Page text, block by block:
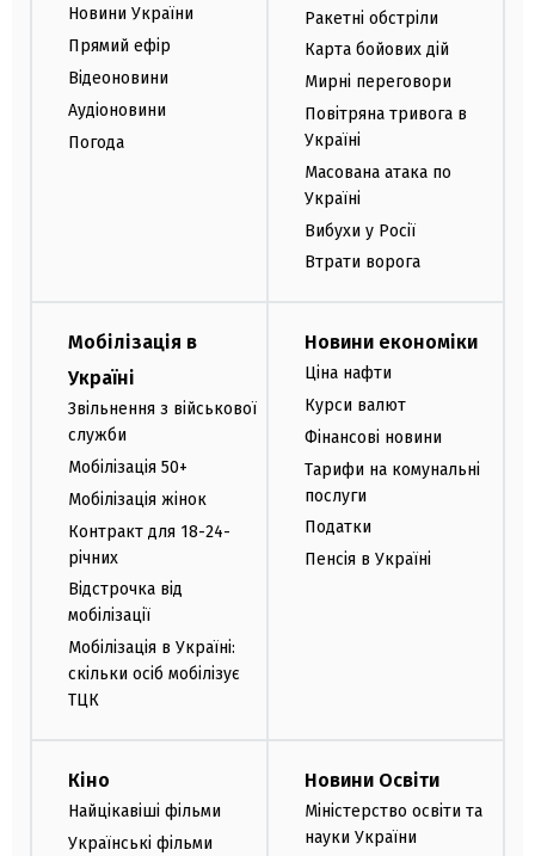
Новини України
Прямий ефір
Відеоновини
Аудіоновини
Погода
Ракетні обстріли
Карта бойових дій
Мирні переговори
Повітряна тривога в
Україні
Масована атака по
Україні
Вибухи у Росії
Втрати ворога
Мобілізація в
Україні
Звільнення з військової
служби
Мобілізація 50+
Мобілізація жінок
Контракт для 18-24-
річних
Відстрочка від
мобілізації
Мобілізація в Україні:
скільки осіб мобілізує
ТЦК
Новини економіки
Ціна нафти
Курси валют
Фінансові новини
Тарифи на комунальні
послуги
Податки
Пенсія в Україні
Кіно
Найцікавіші фільми
Українські фільми
Новини Освіти
Міністерство освіти та
науки України